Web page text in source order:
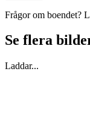
Frågor om boendet?
Se flera
Laddar...